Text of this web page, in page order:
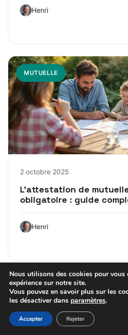
Henri
MUTUELLE
2 octobre 2025
L’attestation de
obligatoire : guide
Henri
MUTUELLE
Nous utilisons des cookies pour
expérience sur notre site.
Vous pouvez en savoir plus sur les
les désactiver dans paramètres.
Accepter Rejeter